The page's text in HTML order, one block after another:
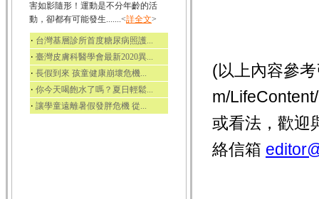
害如影隨形！運動是不分年齡的活
動，卻都有可能發生.......<詳全文>
‧ 台灣基層診所首度糖尿病照護...
‧ 臺灣皮膚科醫學會最新2020異...
‧ 長假到來 孩童健康崩壞危機...
‧ 你今天喝飽水了嗎？夏日輕鬆...
‧ 讓學童遠離暑假發胖危機 從...
(以上內容參
m/
或看法，歡迎
絡信箱